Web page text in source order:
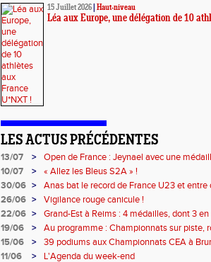
15 Juillet 2026 Haut-niveau
Léa aux Europe, une délégation de 10
LES ACTUS PRÉCÉDENTES
13/07 >
Open de France : Jeynael avec une
battus !
10/07 >
« Allez les Bleus S2A » !
30/06 >
Anas bat le record de France U23 et entre
26/06 >
Vigilance rouge canicule !
22/06 >
Grand-Est à Reims : 4 médailles, dont 3
19/06
>
Au programme : Championnats sur piste,
!
15/06 >
39 podiums aux Championnats CEA à
pour Benjamin à Reims !
11/06 >
L'Agenda du week-end